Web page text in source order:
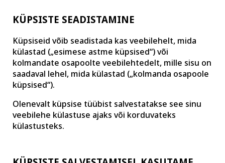
KÜPSISTE SEADISTAMINE
Küpsiseid võib seadistada kas veebilehelt, mida
külastad („esimese astme küpsised“) või
kolmandate osapoolte veebilehtedelt, mille sisu on
saadaval lehel, mida külastad („kolmanda osapoole
küpsised“).
Olenevalt küpsise tüübist salvestatakse see sinu
veebilehe külastuse ajaks või korduvateks
külastusteks.